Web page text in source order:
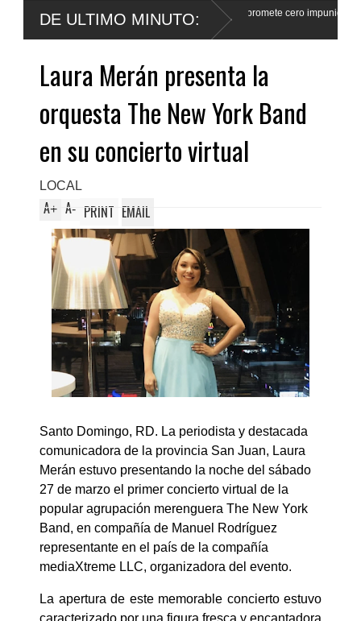
DE ULTIMO MINUTO:
empeño de transformar la Policía”, y promete cero impunidad ante
Laura Merán presenta la
orquesta The New York Band
en su concierto virtual
LOCAL
A+ A- PRINT EMAIL
Santo Domingo, RD. La periodista y destacada
comunicadora de la provincia San Juan, Laura
Merán estuvo presentando la noche del sábado
27 de marzo el primer concierto virtual de la
popular agrupación merenguera The New York
Band, en compañía de Manuel Rodríguez
representante en el país de la compañía
mediaXtreme LLC, organizadora del evento.
La apertura de este memorable concierto estuvo
caracterizado por una figura fresca y encantadora